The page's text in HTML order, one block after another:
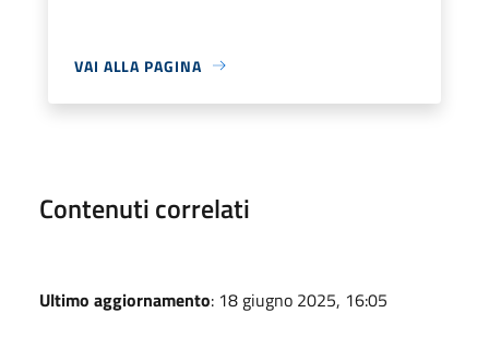
VAI ALLA PAGINA
Contenuti correlati
Ultimo aggiornamento: 18 giugno 2025, 16:05